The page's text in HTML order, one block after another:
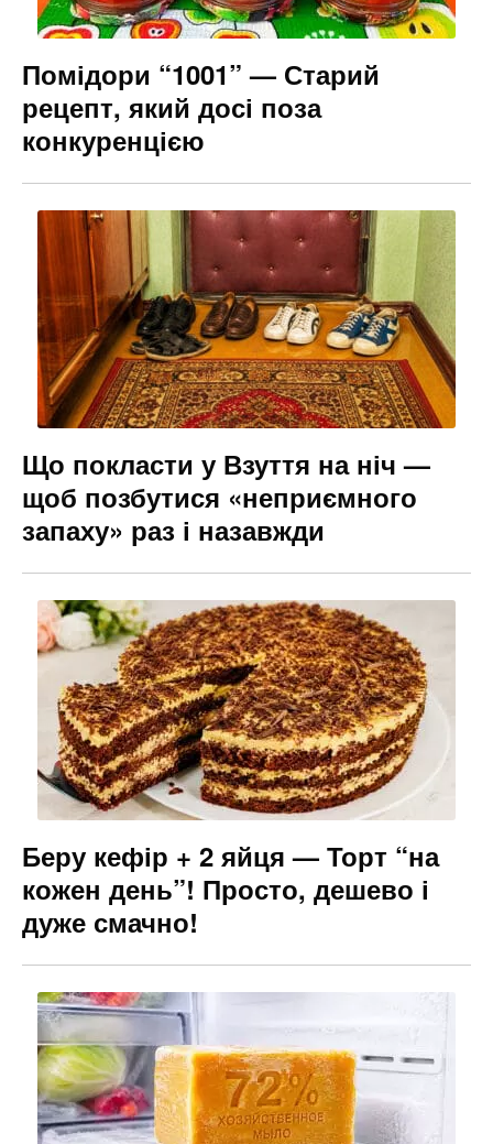
Помідори “1001” — Старий
рецепт, який досі поза
конкуренцією
Що покласти у Взуття на ніч —
щоб позбутися «неприємного
запаху» раз і назавжди
Беру кефір + 2 яйця — Торт “на
кожен день”! Просто, дешево і
дуже смачно!